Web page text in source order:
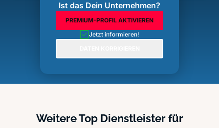
Ist das Dein Unternehmen?
PREMIUM-PROFIL AKTIVIEREN
Jetzt informieren!
Weitere Top Dienstleister für